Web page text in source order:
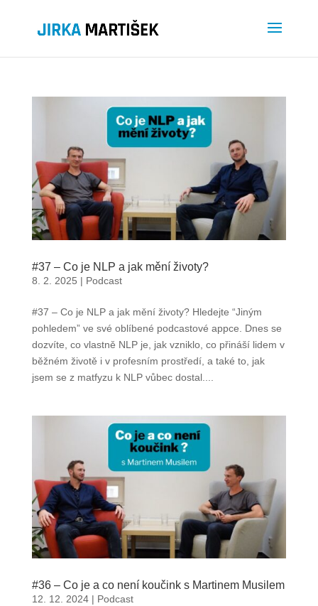
#37 – Co je NLP a jak mění životy?
8. 2. 2025 | Podcast
#37 – Co je NLP a jak mění životy? Hledejte “Jiným
pohledem” ve své oblíbené podcastové appce. Dnes se
dozvíte, co vlastně NLP je, jak vzniklo, co přináší lidem v
běžném životě i v profesním prostředí, a také to, jak
jsem se z matfyzu k NLP vůbec dostal....
#36 – Co je a co není koučink s Martinem Musilem
12. 12. 2024| Podcast